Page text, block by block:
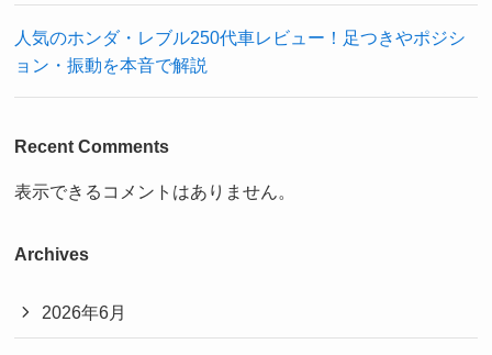
人気のホンダ・レブル250代車レビュー！足つきやポジシ
ョン・振動を本音で解説
Recent Comments
表示できるコメントはありません。
Archives
2026年6月